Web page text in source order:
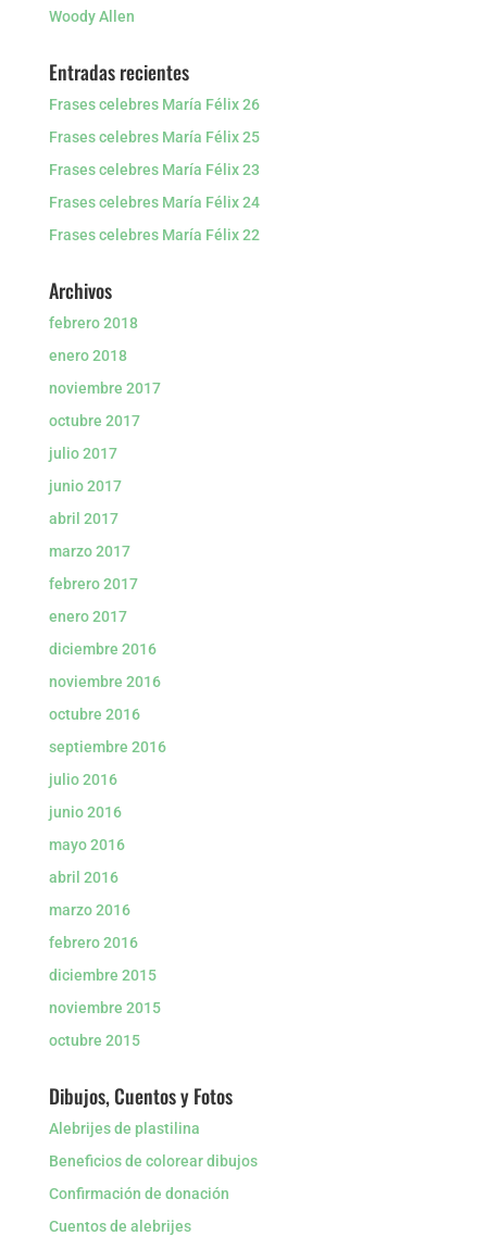
Woody Allen
Entradas recientes
Frases celebres María Félix 26
Frases celebres María Félix 25
Frases celebres María Félix 23
Frases celebres María Félix 24
Frases celebres María Félix 22
Archivos
febrero 2018
enero 2018
noviembre 2017
octubre 2017
julio 2017
junio 2017
abril 2017
marzo 2017
febrero 2017
enero 2017
diciembre 2016
noviembre 2016
octubre 2016
septiembre 2016
julio 2016
junio 2016
mayo 2016
abril 2016
marzo 2016
febrero 2016
diciembre 2015
noviembre 2015
octubre 2015
Dibujos, Cuentos y Fotos
Alebrijes de plastilina
Beneficios de colorear dibujos
Confirmación de donación
Cuentos de alebrijes